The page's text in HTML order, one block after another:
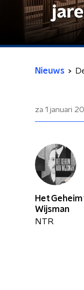
Nieuws
za 1 januari
Het Geheim
Wijsman
NTR